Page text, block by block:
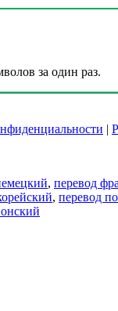
за один раз.
|
, перевод
, перевод